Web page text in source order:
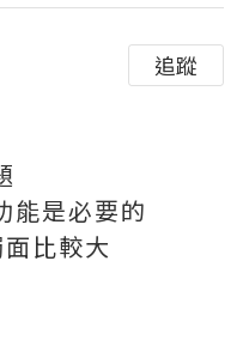
追蹤
能是必要的
比較大